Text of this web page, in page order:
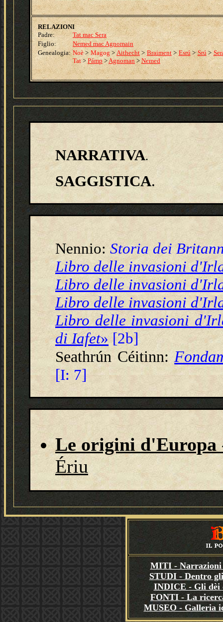
RELAZIONI
Padre:
Tat mac Sera
Figlio:
Nemed mac Agnomain
Genealogia: Noè>Magog>Aithecht > Braiment > Esrú > Srú >
Tat> Pámp>Agnoman>Nemed
NARRATIVA.
SAGGISTICA.
Nennio: Storia dei
Libro delle invasioni
Libro delle invasioni
Libro delle invasioni
Libro delle invasioni
di Iafet»[2b]
Seathrún Céitinn:
[I: 7]
Le origini d'Europa
Ériu
MITI - Narrazioni
STUDI - Dentro
INDICE - Gli dèi
FONTI - La
MUSEO - Galleria